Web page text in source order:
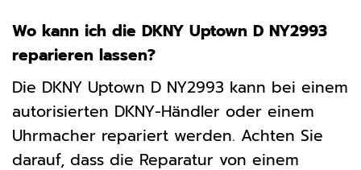
Wo kann ich die DKNY Uptown D NY2993
reparieren lassen?
Die DKNY Uptown D NY2993 kann bei einem
autorisierten DKNY-Händler oder einem
Uhrmacher repariert werden. Achten Sie
darauf, dass die Reparatur von einem